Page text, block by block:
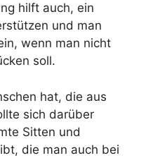
hilft auch, ein
und man
wenn man nicht
soll.
hat, die aus
sich darüber
Sitten und
die man auch bei